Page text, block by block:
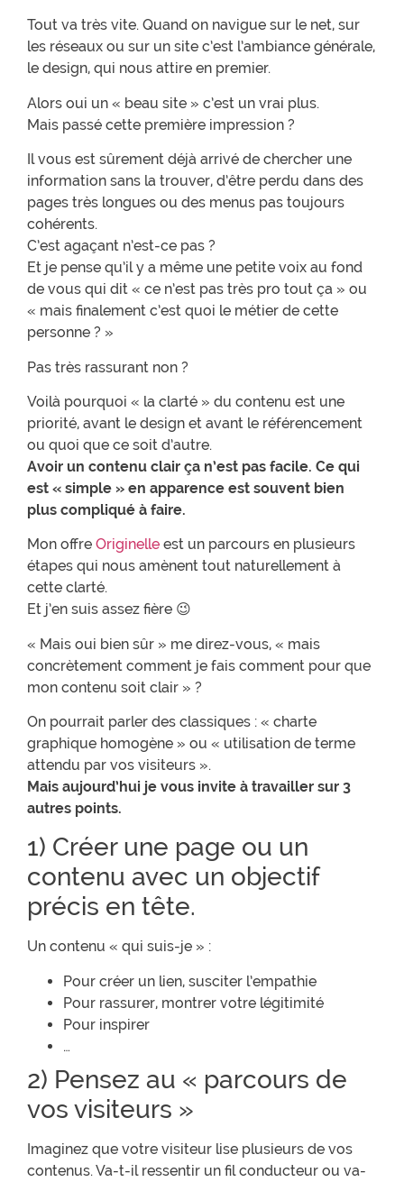
Tout va très vite. Quand on navigue sur le net, sur
les réseaux ou sur un site c’est l’ambiance générale,
le design, qui nous attire en premier.
Alors oui un « beau site » c’est un vrai plus.
Mais passé cette première impression ?
Il vous est sûrement déjà arrivé de chercher une
information sans la trouver, d’être perdu dans des
pages très longues ou des menus pas toujours
cohérents.
C’est agaçant n’est-ce pas ?
Et je pense qu’il y a même une petite voix au fond
de vous qui dit « ce n’est pas très pro tout ça » ou
« mais finalement c’est quoi le métier de cette
personne ? »
Pas très rassurant non ?
Voilà pourquoi « la clarté » du contenu est une
priorité, avant le design et avant le référencement
ou quoi que ce soit d’autre.
Avoir un contenu clair ça n’est pas facile. Ce qui
est « simple » en apparence est souvent bien
plus compliqué à faire.
Mon offre Originelle est un parcours en plusieurs
étapes qui nous amènent tout naturellement à
cette clarté.
Et j’en suis assez fière 😉
« Mais oui bien sûr » me direz-vous, « mais
concrètement comment je fais comment pour que
mon contenu soit clair » ?
On pourrait parler des classiques : « charte
graphique homogène » ou « utilisation de terme
attendu par vos visiteurs ».
Mais aujourd’hui je vous invite à travailler sur 3
autres points.
1) Créer une page ou un
contenu avec un objectif
précis en tête.
Un contenu « qui suis-je » :
Pour créer un lien, susciter l’empathie
Pour rassurer, montrer votre légitimité
Pour inspirer
…
2) Pensez au « parcours de
vos visiteurs »
Imaginez que votre visiteur lise plusieurs de vos
contenus. Va-t-il ressentir un fil conducteur ou va-